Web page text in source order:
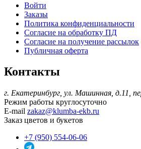
Войти
Заказы
Политика конфиденциальности
Согласие на обработку ПД
Согласие на получение рассылок
Публичная оферта
Контакты
г. Екатеринбург, ул. Машинная, д.11,
Режим работы круглосуточно
E-mail zakaz@klumba-ekb.ru
Заказ цветов и букетов
+7 (950) 554-06-06